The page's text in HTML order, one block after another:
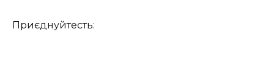
Приєднуйтесть: